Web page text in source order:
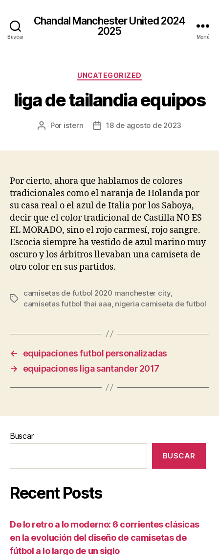
Buscar
Chandal Manchester United 2024
2025
Menú
Categorías
UNCATEGORIZED
liga de tailandia equipos
Autor
Por istern
Fecha18 de agosto de 2023
Por cierto, ahora que hablamos de colores
tradicionales como el naranja de Holanda por
su casa real o el azul de Italia por los Saboya,
decir que el color tradicional de Castilla NO ES
EL MORADO, sino el rojo carmesí, rojo sangre.
Escocia siempre ha vestido de azul marino muy
oscuro y los árbitros llevaban una camiseta de
otro color en sus partidos.
Etiquetas
camisetas de futbol 2020 manchester city,
camisetas futbol thai aaa nigeria camiseta de futbol
←
equipaciones futbol personalizadas
→
equipaciones liga santander 2017
Buscar
BUSCAR
Recent Posts
De lo retro a lo moderno: 6 corrientes clásicas
en la evolución del diseño de camisetas de
fútbol a lo largo de un siglo